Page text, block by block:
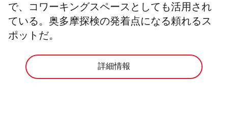
で、コワーキングスペースとしても活用され
ている。奥多摩探検の発着点になる頼れるス
ポットだ。
詳細情報